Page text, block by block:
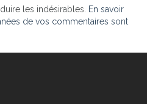
les indésirables.
En savoir
de vos commentaires sont